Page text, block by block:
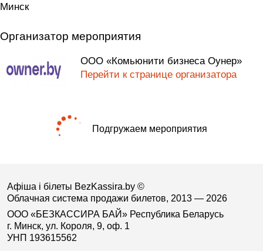
Минск
Организатор мероприятия
ООО «Комьюнити бизнеса Оунер»
Перейти к странице организатора
Подгружаем мероприятия
Афіша і білеты BezKassira.by ©
Облачная система продажи билетов, 2013 — 2026
ООО «БЕЗКАССИРА БАЙ» Республика Беларусь
г. Минск, ул. Короля, 9, оф. 1
УНП 193615562